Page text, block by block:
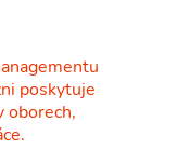
poskytuje
oborech,